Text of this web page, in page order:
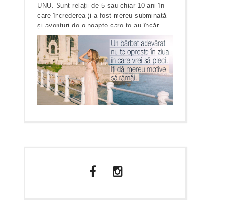
UNU. Sunt relații de 5 sau chiar 10 ani în
care încrederea ți-a fost mereu subminată
și aventuri de o noapte care te-au încăr...